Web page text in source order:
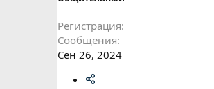
Регистрация
Сообщения
Сен 26, 2024